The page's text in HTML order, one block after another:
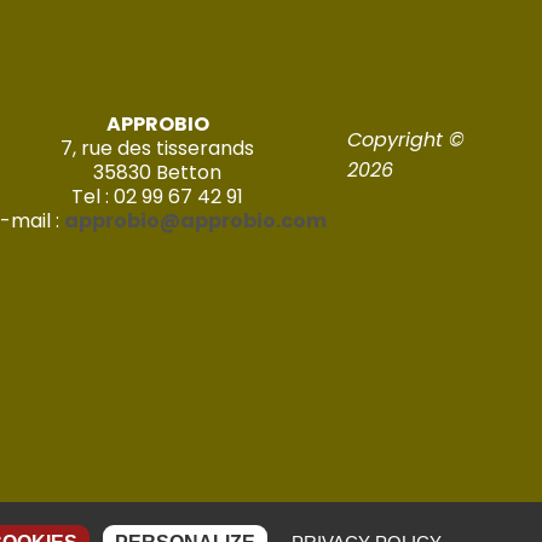
APPROBIO
7, rue des tisserands
35830 Betton
Tel : 02 99 67 42 91
mail : approbio@approbio.com
Copyright ©
2026